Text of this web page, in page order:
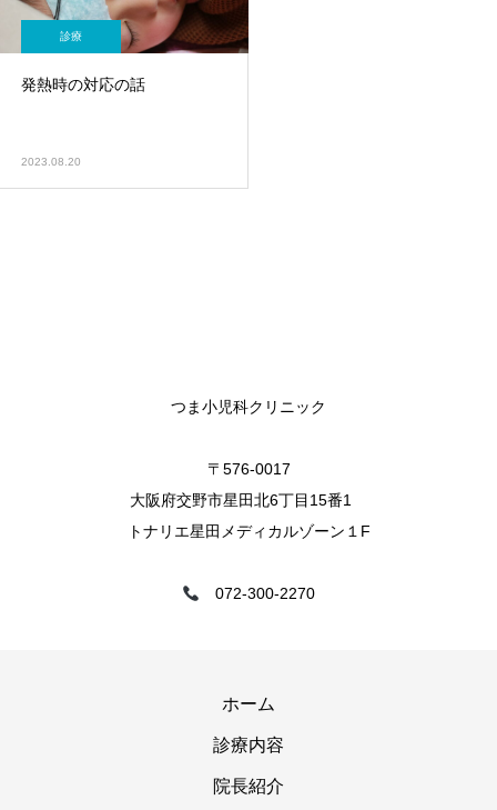
診療
発熱時の対応の話
2023.08.20
つま小児科クリニック
〒576-0017
大阪府交野市星田北6丁目15番1
トナリエ星田メディカルゾーン１F
072-300-2270
ホーム
診療内容
院長紹介